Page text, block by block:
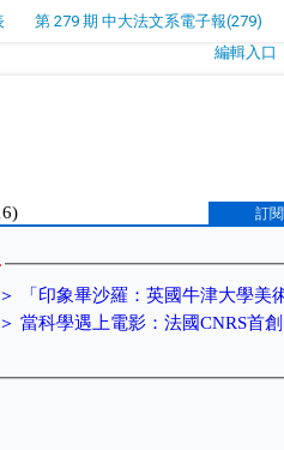
第 279 期 中大法文系電子報(279)
編輯入口